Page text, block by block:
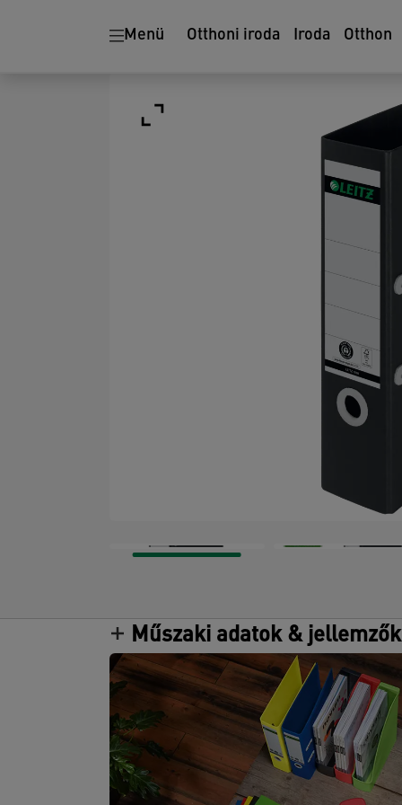
Menü Otthoni iroda Iroda Otthon
Műszaki adatok & jellemzők